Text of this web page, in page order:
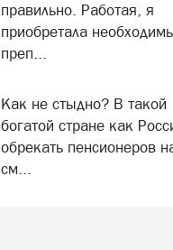
правильно. Работая, я
приобретала
преп...
Как не стыдно? В такой
богатой стране как
обрекать пенсионеров
см...